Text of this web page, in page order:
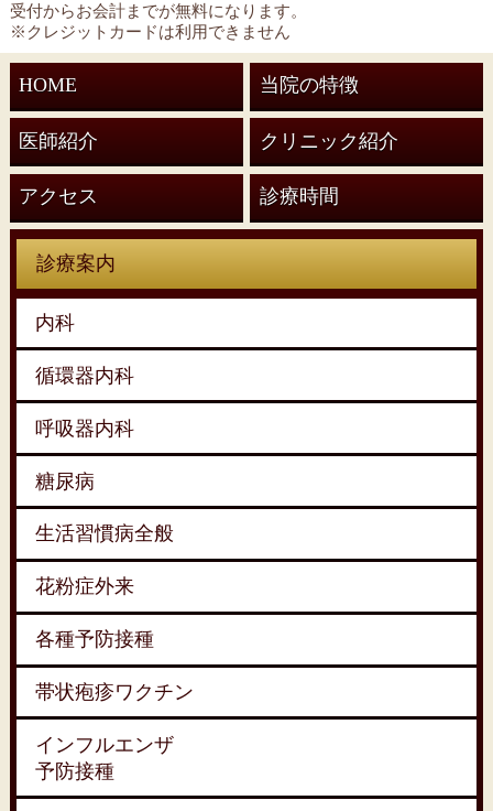
受付からお会計までが無料になります。
※クレジットカードは利用できません
HOME 当院の特徴
医師紹介 クリニック紹介
アクセス 診療時間
診療案内
内科
循環器内科
呼吸器内科
糖尿病
生活習慣病全般
花粉症外来
各種予防接種
帯状疱疹ワクチン
インフルエンザ
予防接種